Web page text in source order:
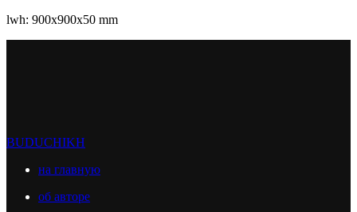
lwh: 900x900x50 mm
BUDUCHIKH
на главную
об авторе